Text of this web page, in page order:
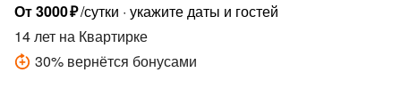
От3000₽/сутки укажите даты и гостей
14 лет на Квартирке
30% вернётся бонусами